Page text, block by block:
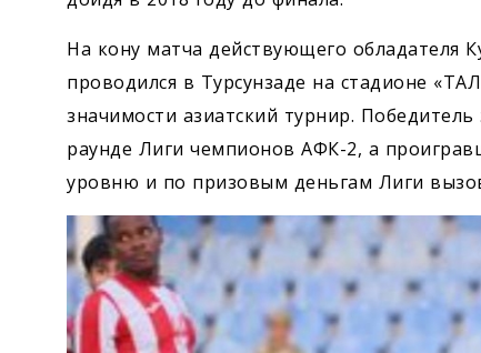
На кону матча действующего обладателя
проводился в Турсунзаде на стадионе
значимости азиатский турнир.
раунде Лиги чемпионов АФК-2, а
уровню и по призовым деньгам Лиги